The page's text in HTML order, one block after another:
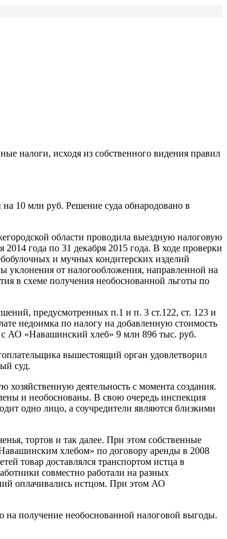
налоги, исходя из собственного видения правил
10 млн руб. Решение суда обнародовано в
области проводила выездную налоговую
года по 31 декабря 2015 года. В ходе проверки
и мучных кондитерских изделий
уклонения от налогообложения, направленной на
в схеме получения необоснованной льготы по
предусмотренных п.1 и п. 3 ст.122, ст. 123 и
недоимка по налогу на добавленную стоимость
с АО «Навашинский хлеб» 9 млн 896 тыс. руб.
вышестоящий орган удовлетворил
суд.
деятельность с момента создания.
и необоснованы. В свою очередь инспекция
одно лицо, а соучредители являются близкими
тортов и так далее. При этом собственные
хлебом» по договору аренды в 2008
товар доставлялся транспортом истца в
совместно работали на разных
оплачивались истцом. При этом АО
на получение необоснованной налоговой выгоды.